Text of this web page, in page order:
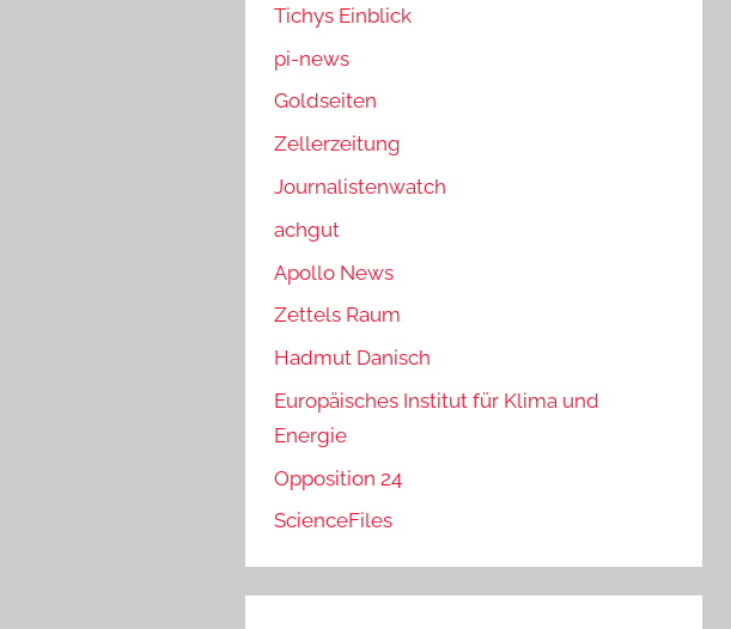
Tichys Einblick
pi-news
Goldseiten
Zellerzeitung
Journalistenwatch
achgut
Apollo News
Zettels Raum
Hadmut Danisch
Europäisches Institut für Klima und
Energie
Opposition 24
ScienceFiles